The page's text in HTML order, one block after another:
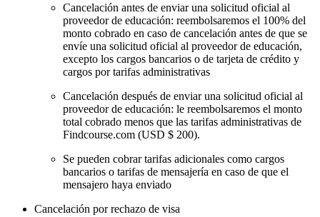
Cancelación antes de enviar una solicitud oficial al
proveedor de educación: reembolsaremos el 100% del
monto cobrado en caso de cancelación antes de que se
envíe una solicitud oficial al proveedor de educación,
excepto los cargos bancarios o de tarjeta de crédito y
cargos por tarifas administrativas
Cancelación después de enviar una solicitud oficial al
proveedor de educación: le reembolsaremos el monto
total cobrado menos que las tarifas administrativas de
Findcourse.com (USD $ 200).
Se pueden cobrar tarifas adicionales como cargos
bancarios o tarifas de mensajería en caso de que el
mensajero haya enviado
Cancelación por rechazo de visa